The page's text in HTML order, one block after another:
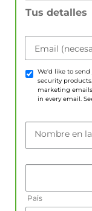
Tus detalles
We'd like to send
security
marketing
in every email.
Nombre en
País